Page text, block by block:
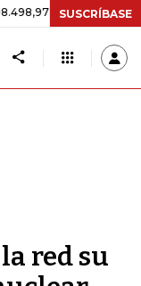
+$ 8.753,81 +2,19%
SUSCRÍBASE
red su